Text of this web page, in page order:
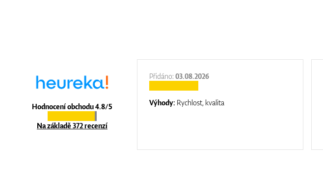
Hodnocení obchodu 4.8/5
Na základě 372 recenzí
Přidáno:03.08.2026
Výhody: Rychlost, kvalita